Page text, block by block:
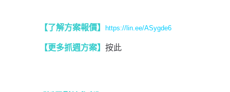
【了解方案報價】 https://lin.ee/ASygde6
【更多抓週方案】 按此